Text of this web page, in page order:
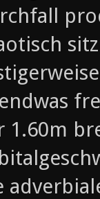
1.60m